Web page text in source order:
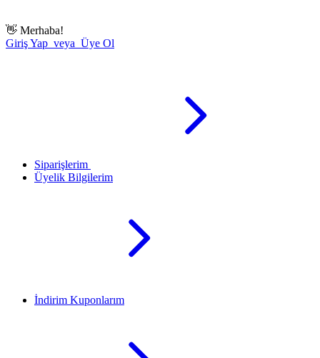
👋 Merhaba!
Giriş Yap veya Üye Ol
Siparişlerim
Üyelik Bilgilerim
İndirim Kuponlarım